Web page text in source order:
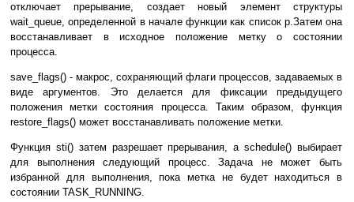
отключает прерывание, создает новый элемент структуры
wait_queue, определенной в начале функции как список p.Затем она
восстанавливает в исходное положение метку о состоянии
процесса.
save_flags() - макрос, сохраняющий флаги процессов, задаваемых в
виде аргументов. Это делается для фиксации предыдущего
положения метки состояния процесса. Таким образом, функция
restore_flags() может восстанавливать положение метки.
Функция sti() затем разрешает прерывания, а schedule() выбирает
для выполнения следующий процесс. Задача не может быть
избранной для выполнения, пока метка не будет находиться в
состоянии TASK_RUNNING.